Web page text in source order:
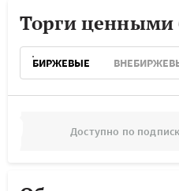
Торги ценными
БИРЖЕВЫЕ
Доступно по